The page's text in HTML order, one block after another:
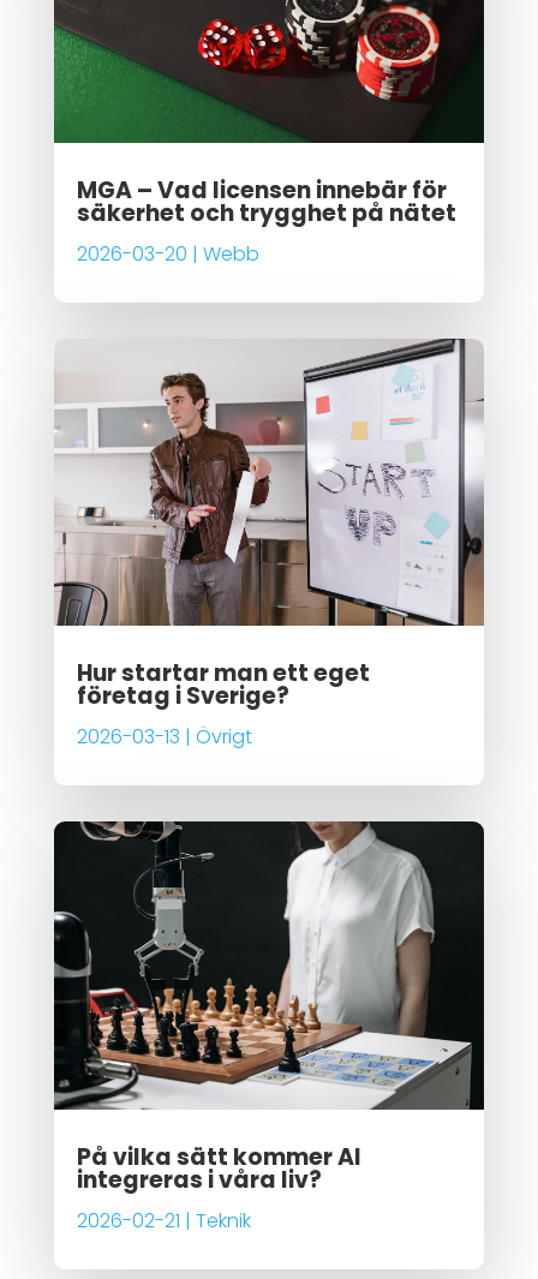
MGA – Vad licensen innebär för
säkerhet och trygghet på nätet
2026-03-20 | Webb
Hur startar man ett eget
företag i Sverige?
2026-03-13 | Övrigt
På vilka sätt kommer AI
integreras i våra liv?
2026-02-21 | Teknik